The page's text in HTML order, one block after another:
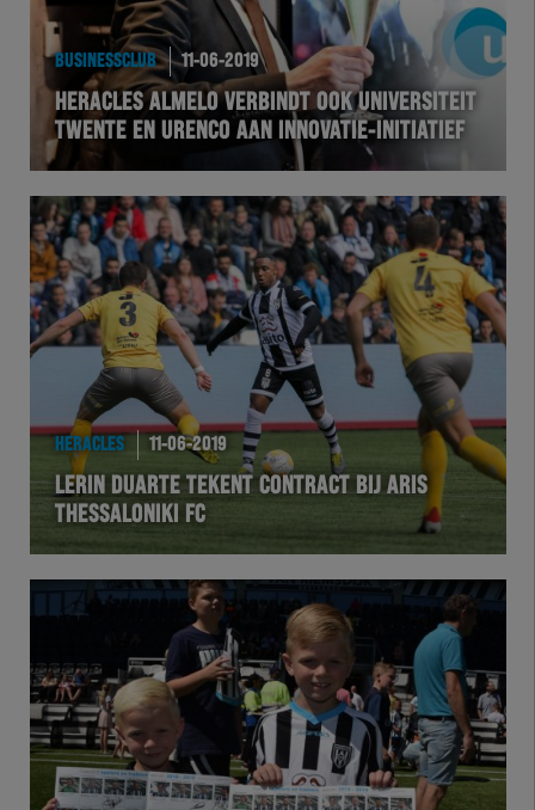
Heracles
BusinessClub
Foundation
Herakids
Team Zwart Wit
Futsal
eSports
Academie
BUSINESSCLUB 11-06-2019
HERACLES ALMELO VERBINDT OOK UNIVERSITEIT
TWENTE EN URENCO AAN INNOVATIE-INITIATIEF
HERACLES 11-06-2019
LERIN DUARTE TEKENT CONTRACT BIJ ARIS
THESSALONIKI FC